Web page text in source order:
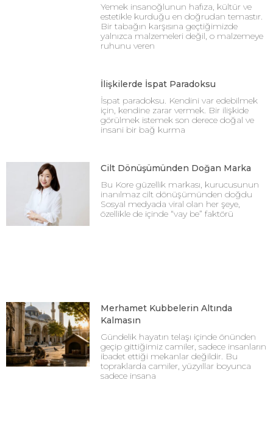
Yemek insanoğlunun hafıza, kültür ve
estetikle kurduğu en doğrudan temastır.
Bir tabağın karşısına geçtiğimizde
yalnızca malzemeleri değil, o malzemeye
ruhunu veren
İlişkilerde İspat Paradoksu
İspat paradoksu. Kendini var edebilmek
için, kendine zarar vermek. Bir ilişkide
görülmek istemek son derece doğal ve
insani bir bağ kurma
Cilt Dönüşümünden Doğan Marka
Bu Kore güzellik markası, kurucusunun
inanılmaz cilt dönüşümünden doğdu
Sosyal medyada viral olan her şeye,
özellikle de içinde “vay be” faktörü
Merhamet Kubbelerin Altında
Kalmasın
Gündelik hayatın telaşı içinde önünden
geçip gittiğimiz camiler, sadece insanların
ibadet ettiği mekanlar değildir. Bu
topraklarda camiler, yüzyıllar boyunca
sadece insana